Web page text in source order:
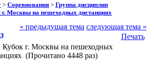
> Соревнования > Группа дисциплин
г. Москвы на пешеходных дистанциях
« предыдущая тема следующая тема »
Печать
Кубок г. Москвы на пешеходных
(Прочитано 4448 раз)